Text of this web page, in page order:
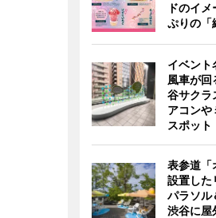
ドのイ
ぷりの「
イベント
風車が回
谷サクラ
アコンや
スポット
表参道「
設置した
パラソル
渋谷に屋